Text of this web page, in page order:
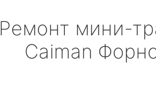
Ремонт мини-
Caiman